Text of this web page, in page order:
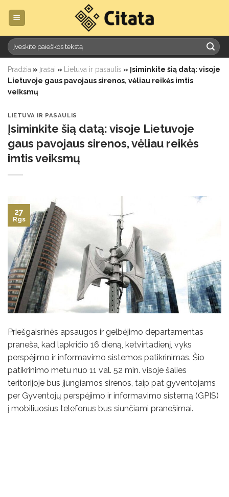
Pradžia » Įrašai » Lietuva ir pasaulis » Įsiminkite šią datą: visoje
Lietuvoje gaus pavojaus sirenos, vėliau reikės imtis
veiksmų
LIETUVA IR PASAULIS
Įsiminkite šią datą: visoje Lietuvoje
gaus pavojaus sirenos, vėliau reikės
imtis veiksmų
27
Rgs
Priešgaisrinės apsaugos ir gelbėjimo departamentas
praneša, kad lapkričio 16 dieną, ketvirtadienį, vyks
perspėjimo ir informavimo sistemos patikrinimas. Šio
patikrinimo metu nuo 11 val. 52 min. visoje šalies
teritorijoje bus įjungiamos sirenos, taip pat gyventojams
per Gyventojų perspėjimo ir informavimo sistemą (GPIS)
į mobiliuosius telefonus bus siunčiami pranešimai.